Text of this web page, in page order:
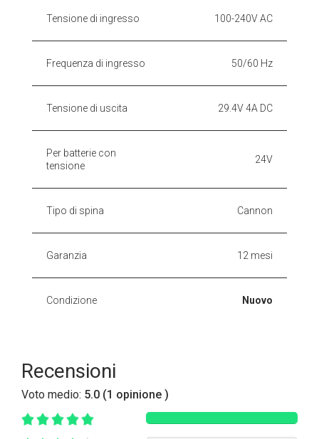
Tensione di ingresso 100-240V AC
Frequenza di ingresso 50/60 Hz
Tensione di uscita 29.4V 4A DC
Per batterie con
tensione
24V
Tipo di spina Cannon
Garanzia 12 mesi
Condizione Nuovo
Recensioni
Voto medio: 5.0 (1 opinione )